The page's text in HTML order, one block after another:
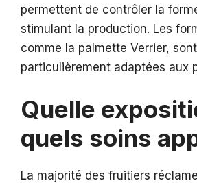
permettent de contrôler la
stimulant la production. Les
comme la palmette Verrier, sont
particulièrement adaptées aux
Quelle
quels soins
La majorité des fruitiers